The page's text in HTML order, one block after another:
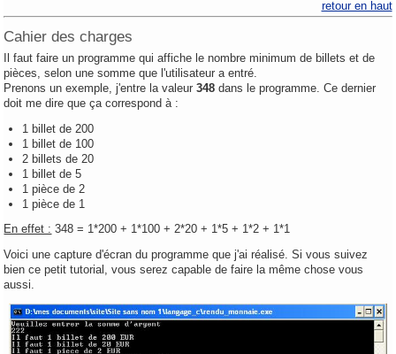
retour en haut
Cahier des charges
Il faut faire un programme qui affiche le nombre minimum de billets et de
pièces, selon une somme que l'utilisateur a entré.
Prenons un exemple, j'entre la valeur348 dans le programme. Ce dernier
doit me dire que ça correspond à :
1 billet de 200
1 billet de 100
2 billets de 20
1 billet de 5
1 pièce de 2
1 pièce de 1
En effet : 348 = 1*200 + 1*100 + 2*20 + 1*5 + 1*2 + 1*1
Voici une capture d'écran du programme que j'ai réalisé. Si vous suivez
bien ce petit tutorial, vous serez capable de faire la même chose vous
aussi.